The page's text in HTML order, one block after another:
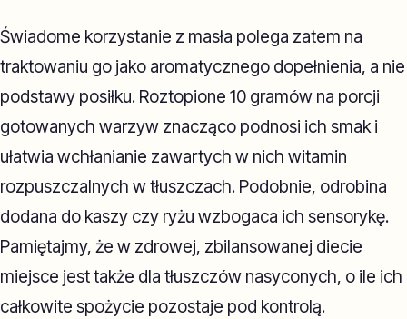
Świadome korzystanie z masła polega zatem na
traktowaniu go jako aromatycznego dopełnienia, a nie
podstawy posiłku. Roztopione 10 gramów na porcji
gotowanych warzyw znacząco podnosi ich smak i
ułatwia wchłanianie zawartych w nich witamin
rozpuszczalnych w tłuszczach. Podobnie, odrobina
dodana do kaszy czy ryżu wzbogaca ich sensorykę.
Pamiętajmy, że w zdrowej, zbilansowanej diecie
miejsce jest także dla tłuszczów nasyconych, o ile ich
całkowite spożycie pozostaje pod kontrolą.